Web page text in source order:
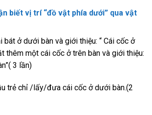
biết vị trí “đồ vật phía dưới” qua vật
bát ở dưới bàn và giới thiệu: “ Cái cốc ở
thêm một cái cốc ở trên bàn và giới thiệu:
3 lần)
trẻ chỉ /lấy/đưa cái cốc ở dưới bàn.(2